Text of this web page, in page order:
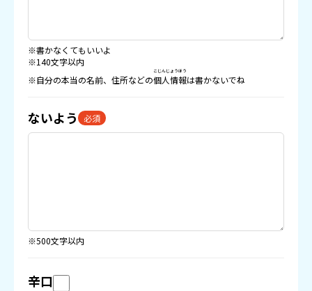
※書かなくてもいいよ
※140文字以内
※自分の本当の名前、住所などの個人情報
こじんじょうほう
は書かないでね
ないよう 必須
※500文字以内
辛口